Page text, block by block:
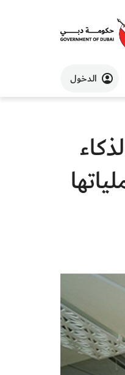
الدخول
عملياتها